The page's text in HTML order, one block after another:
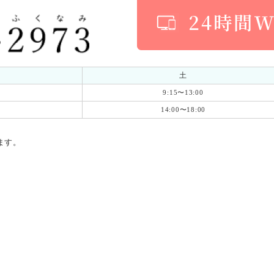
土
9:15〜13:00
14:00〜18:00
。